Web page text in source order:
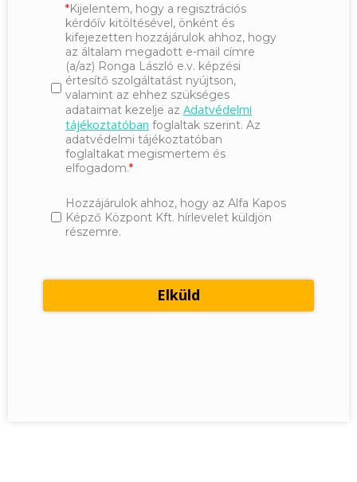
Kijelentem, hogy a regisztrációs
kérdőív kitöltésével, önként és
kifejezetten hozzájárulok ahhoz, hogy
az általam megadott e-mail címre
(a/az) Ronga László e.v. képzési
értesítő szolgáltatást nyújtson,
valamint az ehhez szükséges
adataimat kezelje az Adatvédelmi
tájékoztatóban foglaltak szerint. Az
adatvédelmi tájékoztatóban
foglaltakat megismertem és
elfogadom.
Hozzájárulok ahhoz, hogy az Alfa Kapos
Képző Központ Kft. hírlevelet küldjön
részemre.